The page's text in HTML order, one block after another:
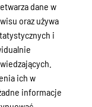
dane w
oraz używa
i
ich w
informacje